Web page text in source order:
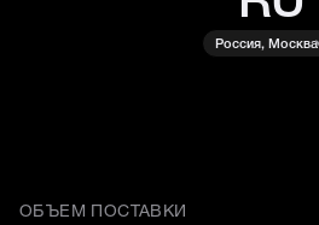
Россия, Москва
Доставка и объем поставки
ОБЪЕМ ПОСТАВКИ